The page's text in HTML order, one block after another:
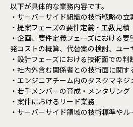
以下が具体的な業務内容です。
・サーバーサイド組織の技術戦略の立
・提案フェーズの要件定義・工数見積
・企画、要件定義フェーズにおける
発コストの概算、代替案の検討、ユー
・設計フェーズにおける技術面での判
・社内外含む関係者との技術面に関
・エンジニアチーム内のタスクマネジ
・若手メンバーの育成・メンタリング
・案件におけるリード業務
・サーバーサイド領域の技術標準やル